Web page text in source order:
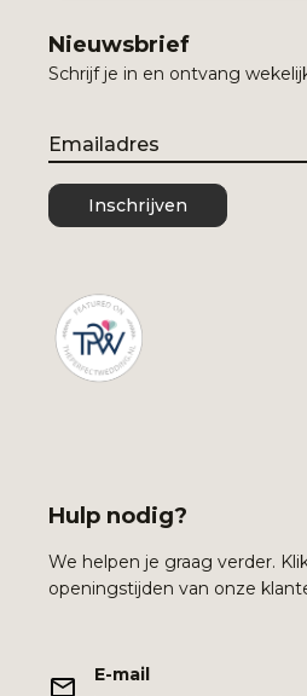
Nieuwsbrief
Schrijf je in en ontvang
Email
Inschrijven
Hulp nodig?
We helpen je graag verder.
openingstijden van onze
E-mail